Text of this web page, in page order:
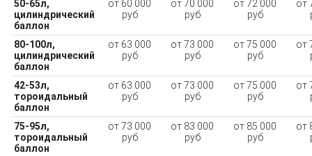
50-65л,
цилиндрический
баллон
от 60 000
руб
от 70 000
руб
от 72 000
руб
от
80-100л,
цилиндрический
баллон
от 63 000
руб
от 73 000
руб
от 75 000
руб
от
42-53л,
тороидальный
баллон
от 63 000
руб
от 73 000
руб
от 75 000
руб
от
75-95л,
тороидальный
баллон
от 73 000
руб
от 83 000
руб
от 85 000
руб
от